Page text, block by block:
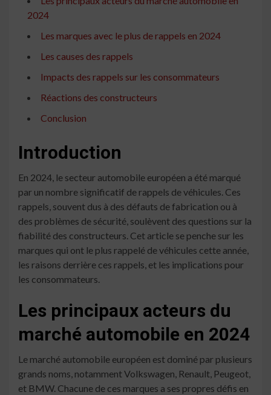
2024
Les marques avec le plus de rappels en 2024
Les causes des rappels
Impacts des rappels sur les consommateurs
Réactions des constructeurs
Conclusion
Introduction
En 2024, le secteur automobile européen a été marqué
par un nombre significatif de rappels de véhicules. Ces
rappels, souvent dus à des défauts de fabrication ou à
des problèmes de sécurité, soulèvent des questions sur la
fiabilité des constructeurs. Cet article se penche sur les
marques qui ont le plus rappelé de véhicules cette année,
les raisons derrière ces rappels, et les implications pour
les consommateurs.
Les principaux acteurs du
marché automobile en 2024
Le marché automobile européen est dominé par plusieurs
grands noms, notamment Volkswagen, Renault, Peugeot,
et BMW. Chacune de ces marques a ses propres défis en